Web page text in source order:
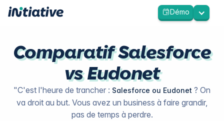
Démo
Comparatif Salesforce
vs Eudonet
"C'est l'heure de trancher : Salesforce ou Eudonet ? On
va droit au but. Vous avez un business à faire grandir,
pas de temps à perdre.